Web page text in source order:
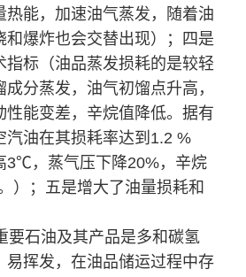
热能，加速油气蒸发，随着油
和爆炸也会交替出现）；四是
指标（油品蒸发损耗的是较轻
分蒸发，油气初馏点升高，
性能变差，辛烷值降低。据有
汽油在其损耗率达到1.2 %
3℃，蒸气压下降20%，辛烷
）；五是增大了油量损耗和
要石油及其产品是多和碳氢
易挥发，在油品储运过程中存